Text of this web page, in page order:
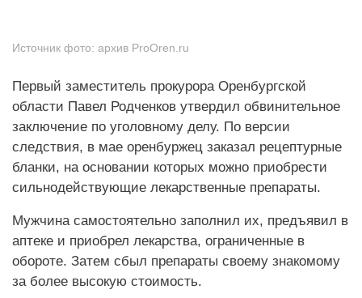
Источник фото: архив ProОren.ru
Первый заместитель прокурора Оренбургской
области Павел Родченков утвердил обвинительное
заключение по уголовному делу. По версии
следствия, в мае оренбуржец заказал рецептурные
бланки, на основании которых можно приобрести
сильнодействующие лекарственные препараты.
Мужчина самостоятельно заполнил их, предъявил в
аптеке и приобрел лекарства, ограниченные в
обороте. Затем сбыл препараты своему знакомому
за более высокую стоимость.